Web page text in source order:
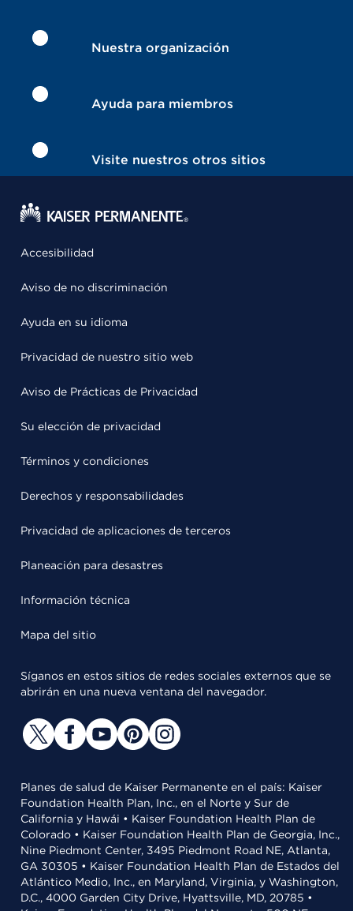
Nuestra organización
Ayuda para miembros
Visite nuestros otros sitios
Accesibilidad
Aviso de no discriminación
Ayuda en su idioma
Privacidad de nuestro sitio web
Aviso de Prácticas de Privacidad
Su elección de privacidad
Términos y condiciones
Derechos y responsabilidades
Privacidad de aplicaciones de terceros
Planeación para desastres
Información técnica
Mapa del sitio
Síganos en estos sitios de redes sociales externos que se
abrirán en una nueva ventana del navegador.
Planes de salud de Kaiser Permanente en el país: Kaiser
Foundation Health Plan, Inc., en el Norte y Sur de
California y Hawái • Kaiser Foundation Health Plan de
Colorado • Kaiser Foundation Health Plan de Georgia, Inc.,
Nine Piedmont Center, 3495 Piedmont Road NE, Atlanta,
GA 30305 • Kaiser Foundation Health Plan de Estados del
Atlántico Medio, Inc., en Maryland, Virginia, y Washington,
D.C., 4000 Garden City Drive, Hyattsville, MD, 20785 •